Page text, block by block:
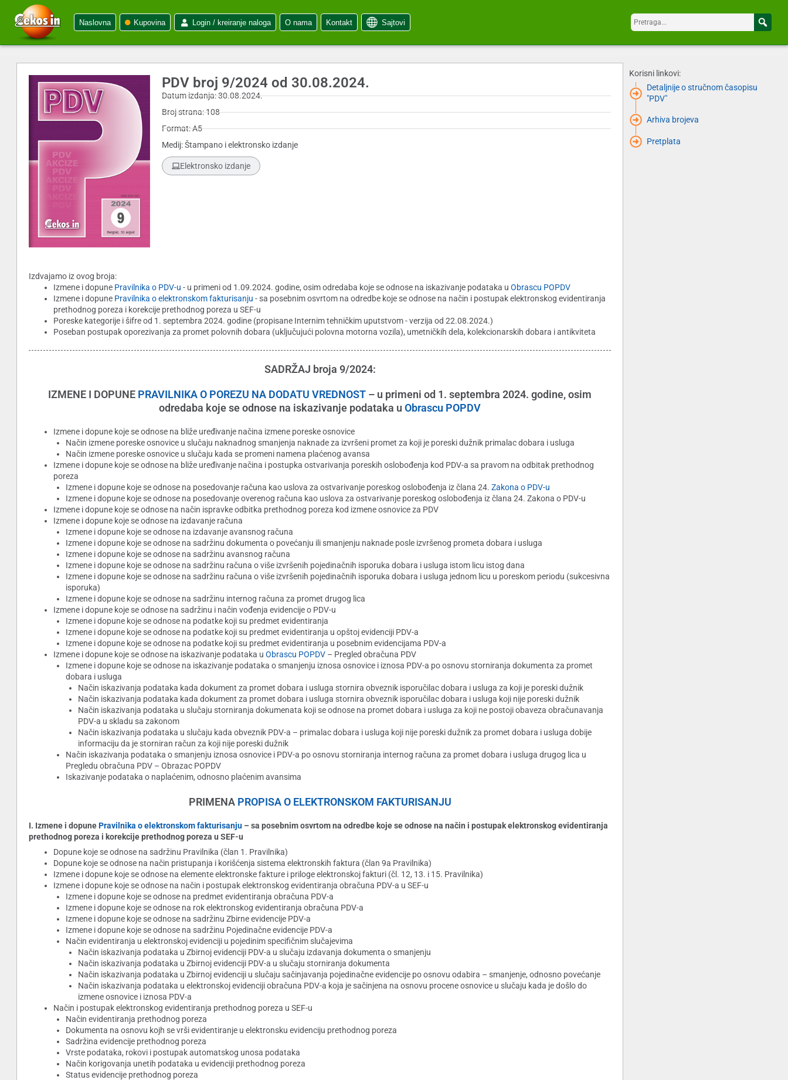
Naslovna Kupovina Login / kreiranje naloga O nama Kontakt Sajtovi
PDV broj 9/2024 od 30.08.2024.
Datum izdanja: 30.08.2024.
Broj strana: 108
Format: A5
Medij: Štampano i elektronsko izdanje
Elektronsko izdanje
Izdvajamo iz ovog broja:
Izmene i dopune Pravilnika o PDV-u - u primeni od 1.09.2024. godine, osim odredaba koje se odnose na iskazivanje podataka u Obrascu POPDV
Izmene i dopune Pravilnika o elektronskom fakturisanju - sa posebnim osvrtom na odredbe koje se odnose na način i postupak elektronskog evidentiranja
prethodnog poreza i korekcije prethodnog poreza u SEF-u
Poreske kategorije i šifre od 1. septembra 2024. godine (propisane Internim tehničkim uputstvom - verzija od 22.08.2024.)
Poseban postupak oporezivanja za promet polovnih dobara (uključujući polovna motorna vozila), umetničkih dela, kolekcionarskih dobara i antikviteta
SADRŽAJ broja 9/2024:
IZMENE I DOPUNE PRAVILNIKA O POREZU NA DODATU VREDNOST – u primeni od 1. septembra 2024. godine, osim
odredaba koje se odnose na iskazivanje podataka uObrascu POPDV
Izmene i dopune koje se odnose na bliže uređivanje načina izmene poreske osnovice
Način izmene poreske osnovice u slučaju naknadnog smanjenja naknade za izvršeni promet za koji je poreski dužnik primalac dobara i usluga
Način izmene poreske osnovice u slučaju kada se promeni namena plaćenog avansa
Izmene i dopune koje se odnose na bliže uređivanje načina i postupka ostvarivanja poreskih oslobođenja kod PDV-a sa pravom na odbitak prethodnog
poreza
Izmene i dopune koje se odnose na posedovanje računa kao uslova za ostvarivanje poreskog oslobođenja iz člana 24. Zakona o PDV-u
Izmene i dopune koje se odnose na posedovanje overenog računa kao uslova za ostvarivanje poreskog oslobođenja iz člana 24. Zakona o PDV-u
Izmene i dopune koje se odnose na način ispravke odbitka prethodnog poreza kod izmene osnovice za PDV
Izmene i dopune koje se odnose na izdavanje računa
Izmene i dopune koje se odnose na izdavanje avansnog računa
Izmene i dopune koje se odnose na sadržinu dokumenta o povećanju ili smanjenju naknade posle izvršenog prometa dobara i usluga
Izmene i dopune koje se odnose na sadržinu avansnog računa
Izmene i dopune koje se odnose na sadržinu računa o više izvršenih pojedinačnih isporuka dobara i usluga istom licu istog dana
Izmene i dopune koje se odnose na sadržinu računa o više izvršenih pojedinačnih isporuka dobara i usluga jednom licu u poreskom periodu (sukcesivna
isporuka)
Izmene i dopune koje se odnose na sadržinu internog računa za promet drugog lica
Izmene i dopune koje se odnose na sadržinu i način vođenja evidencije o PDV-u
Izmene i dopune koje se odnose na podatke koji su predmet evidentiranja
Izmene i dopune koje se odnose na podatke koji su predmet evidentiranja u opštoj evidenciji PDV-a
Izmene i dopune koje se odnose na podatke koji su predmet evidentiranja u posebnim evidencijama PDV-a
Izmene i dopune koje se odnose na iskazivanje podataka u Obrascu POPDV – Pregled obračuna PDV
Izmene i dopune koje se odnose na iskazivanje podataka o smanjenju iznosa osnovice i iznosa PDV-a po osnovu storniranja dokumenta za promet
dobara i usluga
Način iskazivanja podataka kada dokument za promet dobara i usluga stornira obveznik isporučilac dobara i usluga za koji je poreski dužnik
Način iskazivanja podataka kada dokument za promet dobara i usluga stornira obveznik isporučilac dobara i usluga koji nije poreski dužnik
Način iskazivanja podataka u slučaju storniranja dokumenata koji se odnose na promet dobara i usluga za koji ne postoji obaveza obračunavanja
PDV-a u skladu sa zakonom
Način iskazivanja podataka u slučaju kada obveznik PDV-a – primalac dobara i usluga koji nije poreski dužnik za promet dobara i usluga dobije
informaciju da je storniran račun za koji nije poreski dužnik
Način iskazivanja podataka o smanjenju iznosa osnovice i PDV-a po osnovu storniranja internog računa za promet dobara i usluga drugog lica u
Pregledu obračuna PDV – Obrazac POPDV
Iskazivanje podataka o naplaćenim, odnosno plaćenim avansima
PRIMENA PROPISA O ELEKTRONSKOM FAKTURISANJU
I. Izmene i dopunePravilnika o elektronskom fakturisanju – sa posebnim osvrtom na odredbe koje se odnose na način i postupak elektronskog evidentiranja
prethodnog poreza i korekcije prethodnog poreza u SEF-u
Dopune koje se odnose na sadržinu Pravilnika (član 1. Pravilnika)
Dopune koje se odnose na način pristupanja i korišćenja sistema elektronskih faktura (član 9a Pravilnika)
Izmene i dopune koje se odnose na elemente elektronske fakture i priloge elektronskoj fakturi (čl. 12, 13. i 15. Pravilnika)
Izmene i dopune koje se odnose na način i postupak elektronskog evidentiranja obračuna PDV-a u SEF-u
Izmene i dopune koje se odnose na predmet evidentiranja obračuna PDV-a
Izmene i dopune koje se odnose na rok elektronskog evidentiranja obračuna PDV-a
Izmene i dopune koje se odnose na sadržinu Zbirne evidencije PDV-a
Izmene i dopune koje se odnose na sadržinu Pojedinačne evidencije PDV-a
Način evidentiranja u elektronskoj evidenciji u pojedinim specifičnim slučajevima
Način iskazivanja podataka u Zbirnoj evidenciji PDV-a u slučaju izdavanja dokumenta o smanjenju
Način iskazivanja podataka u Zbirnoj evidenciji PDV-a u slučaju storniranja dokumenta
Način iskazivanja podataka u Zbirnoj evidenciji u slučaju sačinjavanja pojedinačne evidencije po osnovu odabira – smanjenje, odnosno povećanje
Način iskazivanja podataka u elektronskoj evidenciji obračuna PDV-a koja je sačinjena na osnovu procene osnovice u slučaju kada je došlo do
izmene osnovice i iznosa PDV-a
Način i postupak elektronskog evidentiranja prethodnog poreza u SEF-u
Način evidentiranja prethodnog poreza
Dokumenta na osnovu kojh se vrši evidentiranje u elektronsku evidenciju prethodnog poreza
Sadržina evidencije prethodnog poreza
Vrste podataka, rokovi i postupak automatskog unosa podataka
Način korigovanja unetih podataka u evidenciji prethodnog poreza
Status evidencije prethodnog poreza
Korisni linkovi:
Detaljnije o stručnom časopisu
"PDV"
Arhiva brojeva
Pretplata